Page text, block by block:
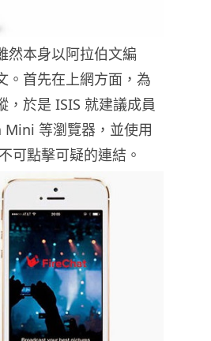
然本身以阿拉伯文編
。首先在上網方面，為
於是 ISIS 就建議成員
等瀏覽器，並使用
可點擊可疑的連結。